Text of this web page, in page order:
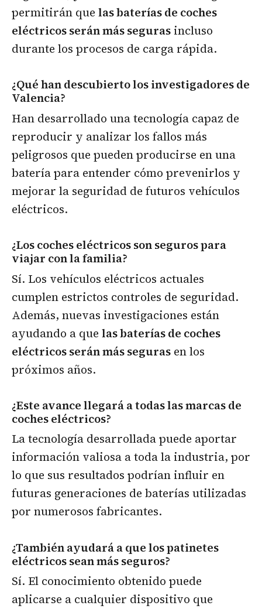
permitirán que las baterías de coches
eléctricos serán más segurasincluso
durante los procesos de carga rápida.
¿Qué han descubierto los investigadores de
Valencia?
Han desarrollado una tecnología capaz de
reproducir y analizar los fallos más
peligrosos que pueden producirse en una
batería para entender cómo prevenirlos y
mejorar la seguridad de futuros vehículos
eléctricos.
¿Los coches eléctricos son seguros para
viajar con la familia?
Sí. Los vehículos eléctricos actuales
cumplen estrictos controles de seguridad.
Además, nuevas investigaciones están
ayudando a que las baterías de coches
eléctricos serán más seguras en los
próximos años.
¿Este avance llegará a todas las marcas de
coches eléctricos?
La tecnología desarrollada puede aportar
información valiosa a toda la industria, por
lo que sus resultados podrían influir en
futuras generaciones de baterías utilizadas
por numerosos fabricantes.
¿También ayudará a que los patinetes
eléctricos sean más seguros?
Sí. El conocimiento obtenido puede
aplicarse a cualquier dispositivo que